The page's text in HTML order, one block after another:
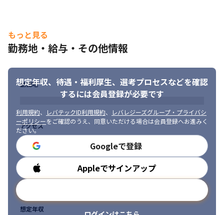
ボトムアップな組織で、意見が採用されやすいのが魅力です。
もっと見る
勤務地・給与・その他情報
想定年収、待遇・福利厚生、 選考プロセスなどを確認
するには会員登録が必要です
利用規約、 レバテックID利用規約、
レバレジーズグループ・プライバシ
ーポリシーをご確認のうえ、同意いただける場合は会員登録へお進みく
ださい。
Googleで登録
Appleでサインアップ
勤務地
アクセス
勤務時間
想定年収